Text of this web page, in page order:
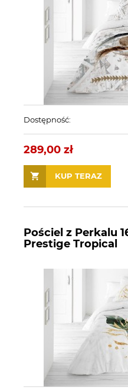
Dostępność:
289,00 zł
KUP TERAZ
Pościel z Perkalu
Prestige Tropical